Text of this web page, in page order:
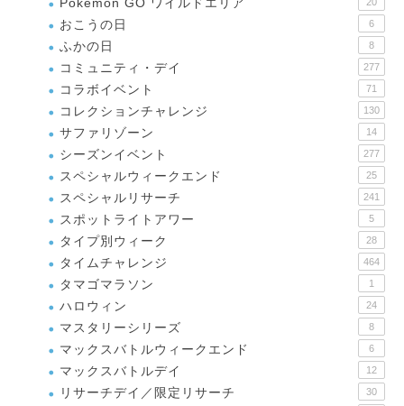
Pokémon GO ワイルドエリア
おこうの日 6
ふかの日 8
コミュニティ・デイ 277
コラボイベント 71
コレクションチャレンジ 130
サファリゾーン 14
シーズンイベント 277
スペシャルウィークエンド 25
スペシャルリサーチ 241
スポットライトアワー 5
タイプ別ウィーク 28
タイムチャレンジ 464
タマゴマラソン 1
ハロウィン 24
マスタリーシリーズ 8
マックスバトルウィークエンド 6
マックスバトルデイ 12
リサーチデイ／限定リサーチ 30